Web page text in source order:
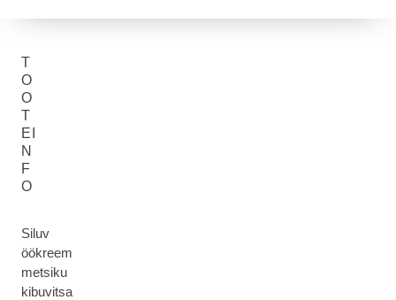
T
O
O
T
EI
N
F
O
Siluv
öökreem
metsiku
kibuvitsa